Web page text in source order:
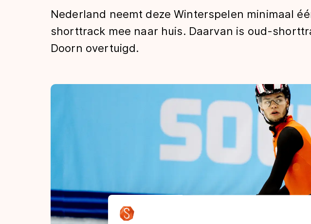
Tijden & historie
De weg op
Schaatsfans
Olympische Spelen
Nederland neemt deze Winterspelen minimaal
shorttrack mee naar huis. Daarvan is oud-
Doorn overtuigd.